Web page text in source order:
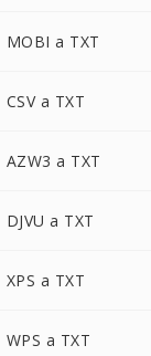
MOBI a TXT
CSV a TXT
AZW3 a TXT
DJVU a TXT
XPS a TXT
WPS a TXT